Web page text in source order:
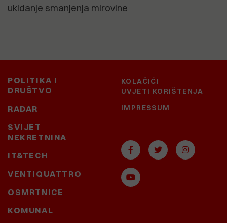
ukidanje smanjenja mirovine
POLITIKA I
DRUŠTVO
RADAR
SVIJET
NEKRETNINA
IT&TECH
VENTIQUATTRO
OSMRTNICE
KOMUNAL
KOLAČIĆI
UVJETI KORIŠTENJA
IMPRESSUM